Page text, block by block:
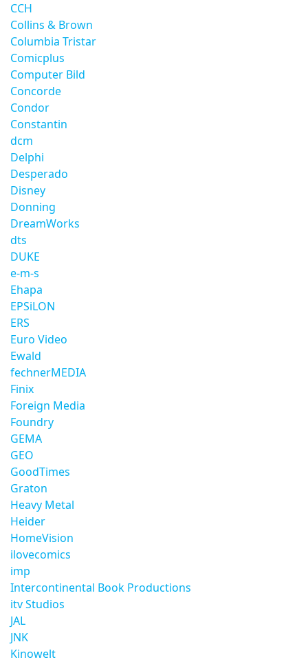
CCH
Collins & Brown
Columbia Tristar
Comicplus
Computer Bild
Concorde
Condor
Constantin
dcm
Delphi
Desperado
Disney
Donning
DreamWorks
dts
DUKE
e-m-s
Ehapa
EPSiLON
ERS
Euro Video
Ewald
fechnerMEDIA
Finix
Foreign Media
Foundry
GEMA
GEO
GoodTimes
Graton
Heavy Metal
Heider
HomeVision
ilovecomics
imp
Intercontinental Book Productions
itv Studios
JAL
JNK
Kinowelt